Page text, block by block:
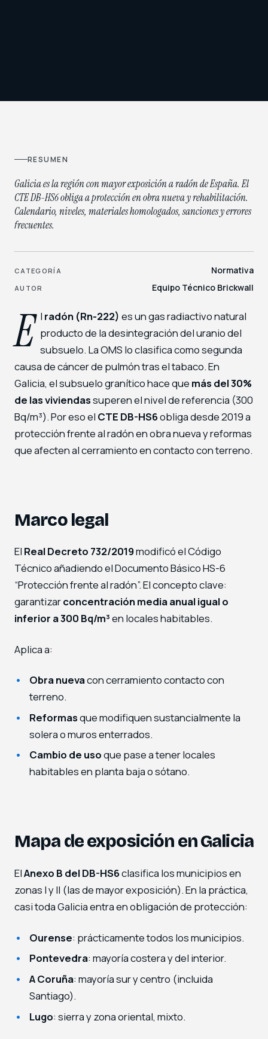
RESUMEN
Galicia es la región con mayor exposición a radón de España. El
CTE DB-HS6 obliga a protección en obra nueva y rehabilitación.
Calendario, niveles, materiales homologados, sanciones y errores
frecuentes.
CATEGORÍA Normativa
AUTOR Equipo Técnico Brickwall
E l radón (Rn-222) es un gas radiactivo natural
producto de la desintegración del uranio del
subsuelo. La OMS lo clasifica como segunda
causa de cáncer de pulmón tras el tabaco. En
Galicia, el subsuelo granítico hace que más del 30%
de las viviendassuperen el nivel de referencia (300
Bq/m³). Por eso el CTE DB-HS6obliga desde 2019 a
protección frente al radón en obra nueva y reformas
que afecten al cerramiento en contacto con terreno.
Marco legal
El Real Decreto 732/2019modificó el Código
Técnico añadiendo el Documento Básico HS-6
“Protección frente al radón”. El concepto clave:
garantizarconcentración media anual igual o
inferior a 300 Bq/m³en locales habitables.
Aplica a:
Obra nuevacon cerramiento contacto con
terreno.
Reformasque modifiquen sustancialmente la
solera o muros enterrados.
Cambio de usoque pase a tener locales
habitables en planta baja o sótano.
Mapa de exposición en Galicia
ElAnexo B del DB-HS6clasifica los municipios en
zonas I y II (las de mayor exposición). En la práctica,
casi toda Galicia entra en obligación de protección:
Ourense: prácticamente todos los municipios.
Pontevedra: mayoría costera y del interior.
A Coruña: mayoría sur y centro (incluida
Santiago).
Lugo: sierra y zona oriental, mixto.